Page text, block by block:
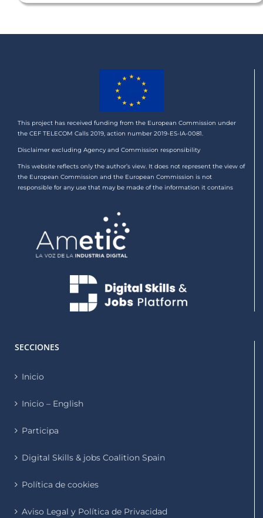
This project has received funding from the European Commission under
the CEF TELECOM Calls 2019, action number 2019-ES-IA-0081.
Disclaimer excluding Agency and Commission responsibility
This website reflects only the author’s view. It does not represent the view of
the European Commission and the European Commission is not
responsible for any use that may be made of the information it contains
SECCIONES
Inicio
Inicio – English
Participa
Digital Skills & jobs Coalition Spain
Política de cookies
Aviso Legal y Política de Privacidad